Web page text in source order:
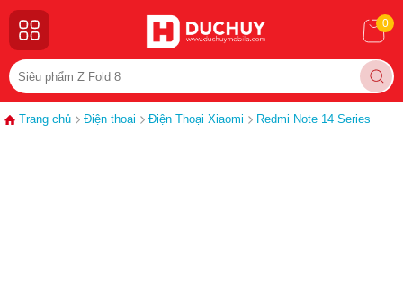
0
Trang chủ Điện thoại Điện Thoại Xiaomi Redmi Note 14 Series